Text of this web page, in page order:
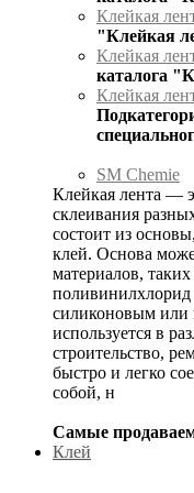
Клейкая
"Клейкая
Клейкая
каталога
Клейкая
SM Chemie
Клейкая лента —
склеивания
состоит из
клей. Основа
материалов,
силиконовым или
используется в
строительство,
быстро и легко
собой, н
Самые
Клей